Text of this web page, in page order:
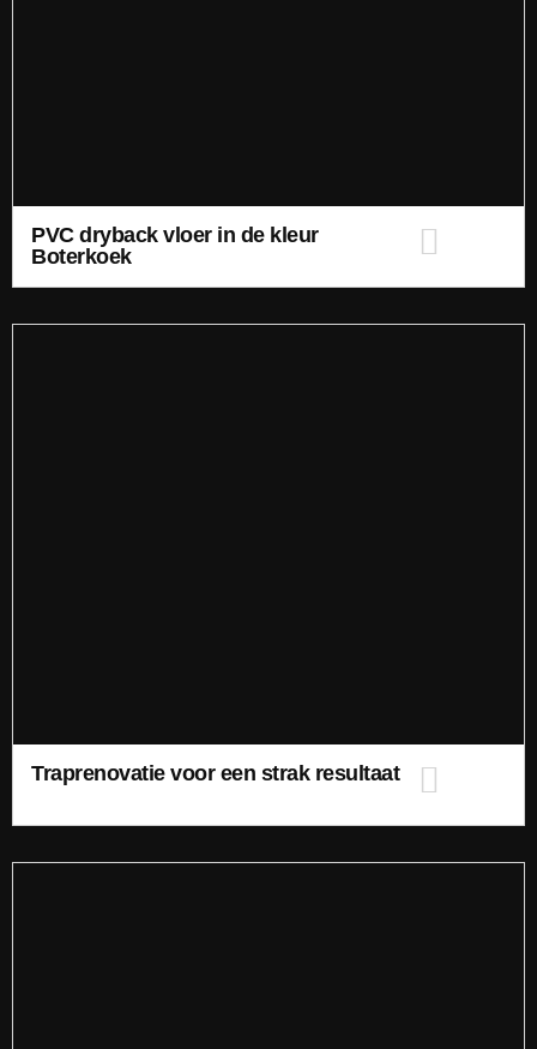
PVC dryback vloer in de kleur
Boterkoek
Traprenovatie voor een strak resultaat